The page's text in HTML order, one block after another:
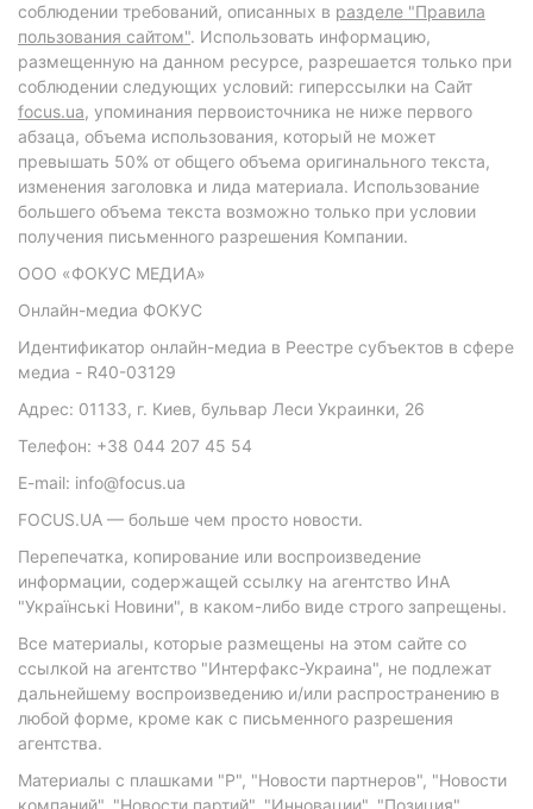
соблюдении требований, описанных в разделе "Правила
пользования сайтом". Использовать информацию,
размещенную на данном ресурсе, разрешается только при
соблюдении следующих условий: гиперссылки на Сайт
focus.ua, упоминания первоисточника не ниже первого
абзаца, объема использования, который не может
превышать 50% от общего объема оригинального текста,
изменения заголовка и лида материала. Использование
большего объема текста возможно только при условии
получения письменного разрешения Компании.
ООО «ФОКУС МЕДИА»
Онлайн-медиа ФОКУС
Идентификатор онлайн-медиа в Реестре субъектов в сфере
медиа - R40-03129
Адрес: 01133, г. Киев, бульвар Леси Украинки, 26
Телефон: +38 044 207 45 54
E-mail: info@focus.ua
FOCUS.UA — больше чем просто новости.
Перепечатка, копирование или воспроизведение
информации, содержащей ссылку на агентство ИнА
"Українські Новини", в каком-либо виде строго запрещены.
Все материалы, которые размещены на этом сайте со
ссылкой на агентство "Интерфакс-Украина", не подлежат
дальнейшему воспроизведению и/или распространению в
любой форме, кроме как с письменного разрешения
агентства.
Материалы с плашками "Р", "Новости партнеров", "Новости
компаний", "Новости партий", "Инновации", "Позиция",